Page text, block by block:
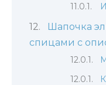
Шапочка
спицами с